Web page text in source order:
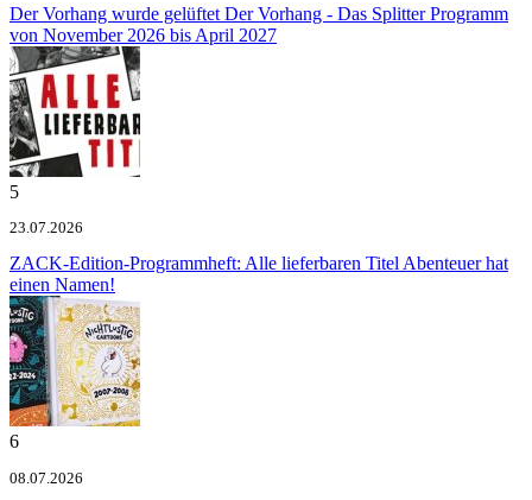
Der Vorhang wurde gelüftet Der Vorhang - Das Splitter Programm
von November 2026 bis April 2027
5
23.07.2026
ZACK-Edition-Programmheft: Alle lieferbaren TitelAbenteuer hat
einen Namen!
6
08.07.2026